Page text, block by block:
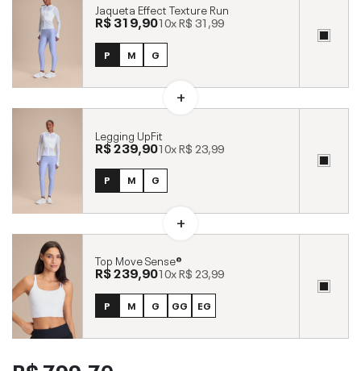
Jaqueta Effect Texture Run
R$ 319,9010xR$ 31,99
P M G
Legging UpFit
R$ 239,9010xR$ 23,99
P M G
Top Move Sense®
R$ 239,9010xR$ 23,99
P M G GG EG